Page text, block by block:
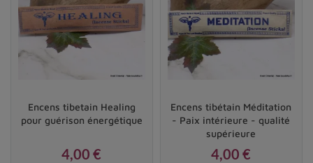
Encens tibetain Healing
pour guérison énergétique
4,00 €
Encens tibétain Méditation
- Paix intérieure - qualité
supérieure
4,00 €